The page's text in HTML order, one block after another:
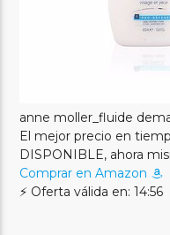
anne moller_fluide
El mejor precio en
DISPONIBLE, ahora
Comprar en Amazon
⚡ Oferta válida en: 14:56